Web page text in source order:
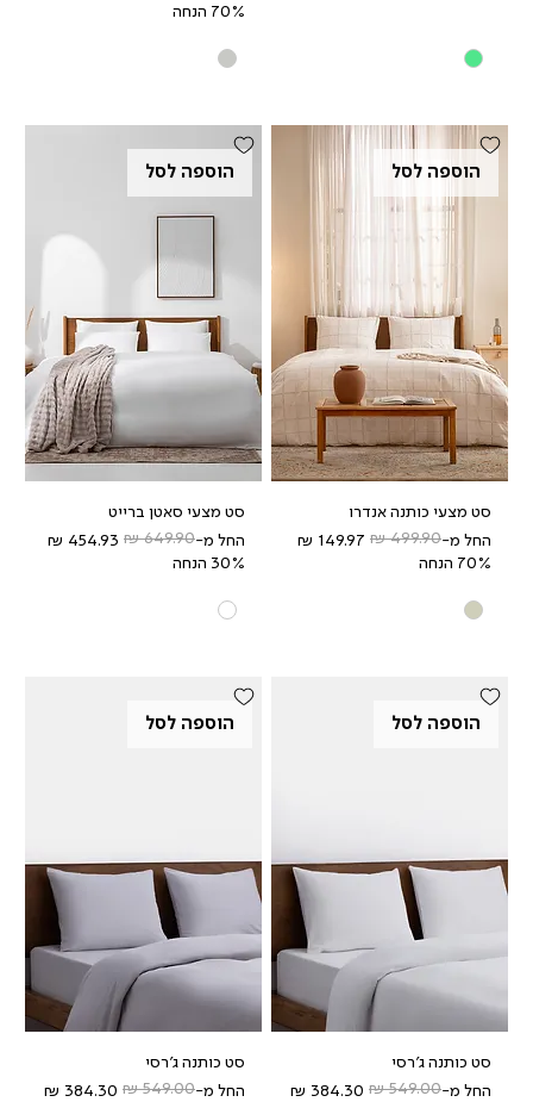
70% הנחה
הוספה לסל
סט מצעי כותנה אנדרו
החל מ-
מחיר רגיל
מחיר מבצע
70% הנחה
הוספה לסל
סט מצעי סאטן ברייט
החל מ-
מחיר רגיל
מחיר מבצע
30% הנחה
הוספה לסל
סט כותנה ג'רסי
החל מ-
מחיר רגיל
מחיר מבצע
הוספה לסל
סט כותנה ג'רסי
החל מ-
מחיר רגיל
מחיר מבצע